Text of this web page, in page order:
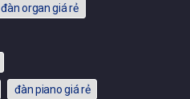
đàn organ giá rẻ
đàn piano giá rẻ